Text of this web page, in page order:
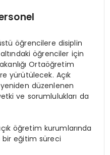
öğrencilere disiplin
öğrenciler için
Ortaöğretim
yürütülecek. Açık
düzenlenen
ve sorumlulukları da
öğretim kurumlarında
eğitim süreci